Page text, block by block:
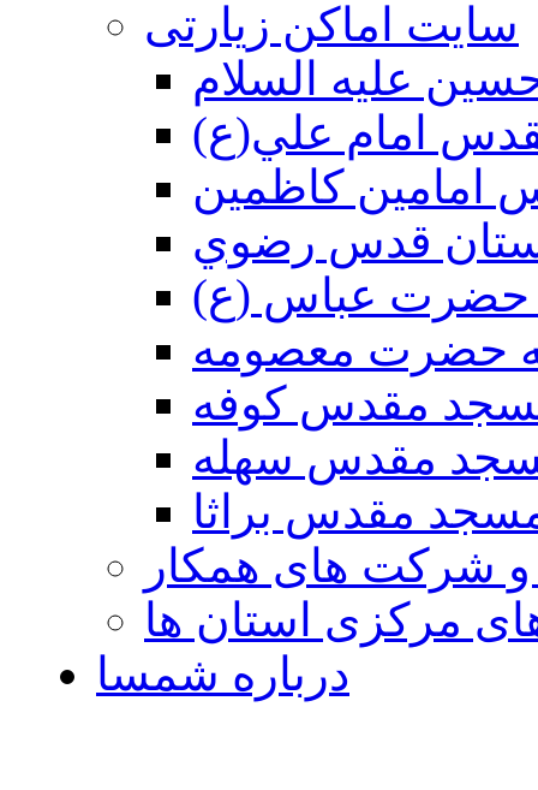
سایت اماکن زیارتی
عليه السلام
امام علي(ع)
امامين كاظمين
قدس رضوي
حضرت عباس (ع)
حضرت معصومه
مقدس كوفه
مقدس سهله
مقدس براثا
و شرکت های همکار
مرکزی استان ها
درباره شمسا